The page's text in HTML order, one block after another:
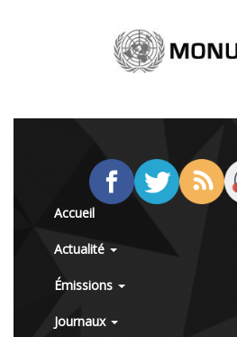
Accueil
Actualité
Émissions
Journaux